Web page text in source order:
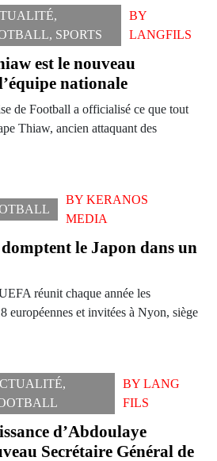
,
, SPORTS
BY
LANGFILS
est le nouveau
nationale
de Football a officialisé ce que tout
Thiaw, ancien attaquant des
BY KERANOS
MEDIA
le Japon dans un
réunit chaque année les
européennes et invitées à Nyon, siège
,
BYLANG
FILS
d’Abdoulaye
Secrétaire Général de